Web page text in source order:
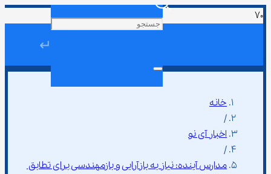
↵
خانه
/
اخبار آی نو
/
مدارس آینده: نیاز به بازآرایی و بازمهندسی برای تطابق